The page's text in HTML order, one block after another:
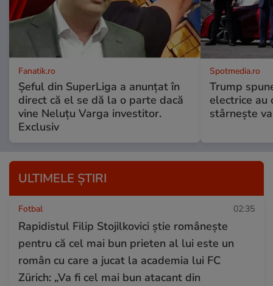
Fanatik.ro
Șeful din SuperLiga a anunțat în
direct că el se dă la o parte dacă
vine Neluțu Varga investitor.
Exclusiv
Spotmedia.ro
Trump
electrice au
stârnește
ULTIMELE ȘTIRI
Fotbal 02:35
Rapidistul Filip Stojilkovici știe românește
pentru că cel mai bun prieten al lui este un
român cu care a jucat la academia lui FC
Zürich: „Va fi cel mai bun atacant din